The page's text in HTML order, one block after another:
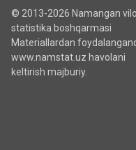
© 2013-2026 Namangan
statistika boshqarmasi
Materiallardan
www.namstat.uz havolani
keltirish majburiy.